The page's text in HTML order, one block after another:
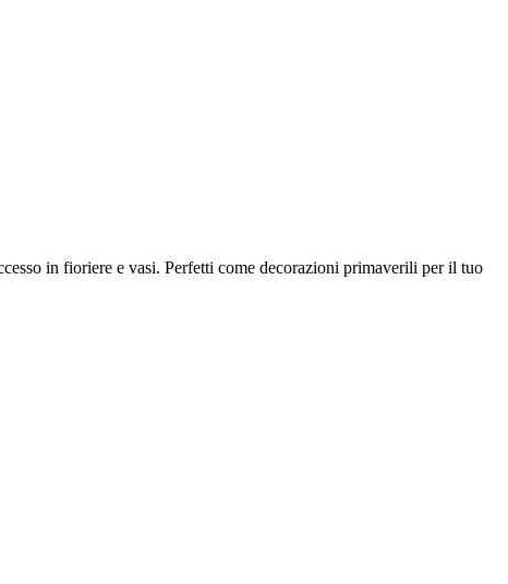
in fioriere e vasi. Perfetti come decorazioni primaverili per il tuo